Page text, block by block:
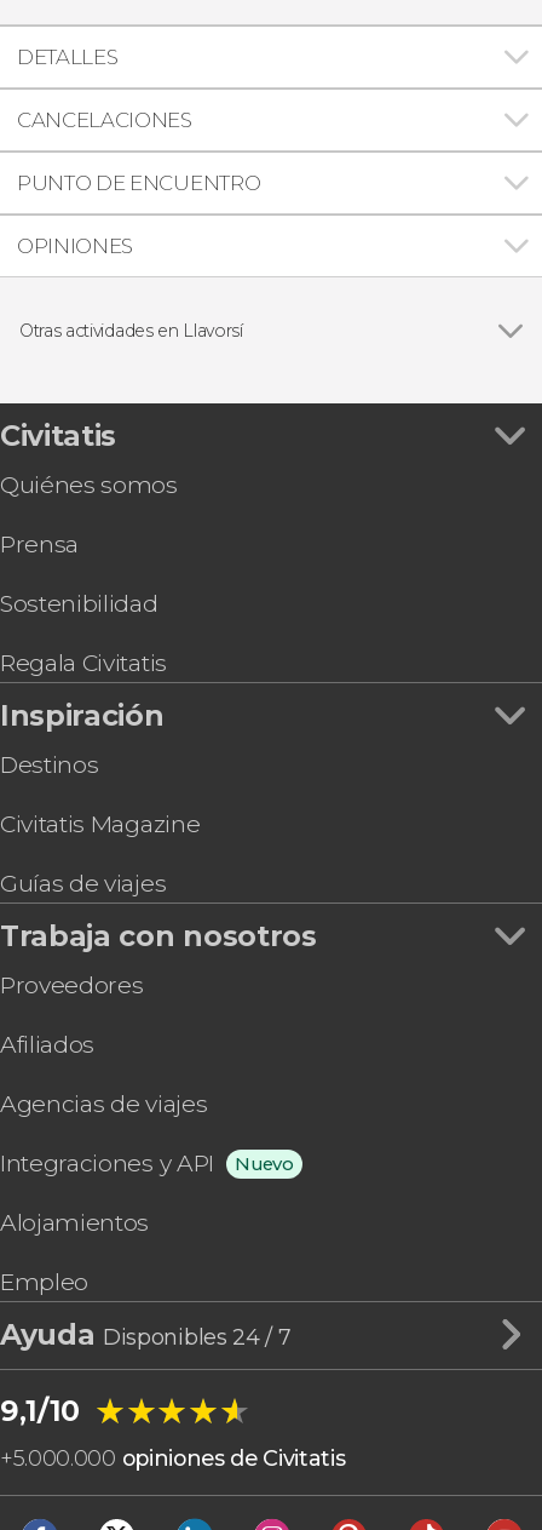
DETALLES
CANCELACIONES
PUNTO DE ENCUENTRO
OPINIONES
Otras actividades en Llavorsí
Hidrospeed en el río Noguera Pallaresa
Civitatis
Quiénes somos
Prensa
Sostenibilidad
Regala Civitatis
Inspiración
Destinos
Civitatis Magazine
Guías de viajes
Trabaja con nosotros
Proveedores
Afiliados
Agencias de viajes
Integraciones y API Nuevo
Alojamientos
Empleo
Ayuda Disponibles 24 / 7
9,1/10 ★★★★★
★★★★★
+5.000.000 opiniones de Civitatis